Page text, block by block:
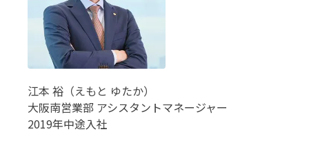
江本 裕（えもと ゆたか）
大阪南営業部 アシスタントマネージャー
2019年中途入社